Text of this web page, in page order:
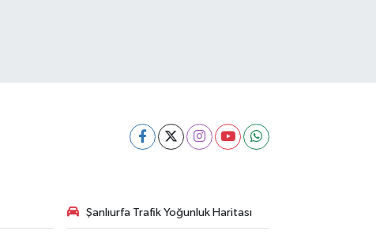
Şanlıurfa Trafik Yoğunluk Haritası